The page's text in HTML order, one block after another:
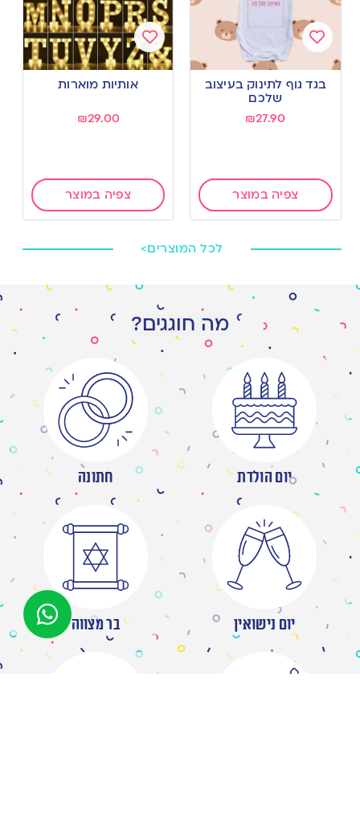
to
wishlist
בגד גוף לתינוק בעיצוב
שלכם
₪27.90
צפיה במוצר
Add
wishlist
אותיות מוארות
₪29.00
צפיה במוצר
לכל המוצרים>
מה חוגגים?
יום הולדת חתונה
יום נישואין בר מצווה